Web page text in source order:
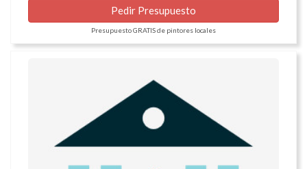
Pedir Presupuesto
Presupuesto GRATIS de pintores locales